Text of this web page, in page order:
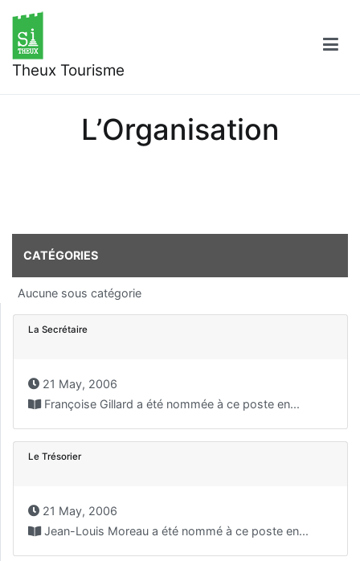
contenu
Theux Tourisme
L’Organisation
CATÉGORIES
Aucune sous catégorie
La Secrétaire
21 May, 2006
Françoise Gillard a été nommée à ce poste en...
Le Trésorier
21 May, 2006
Jean-Louis Moreau a été nommé à ce poste en...